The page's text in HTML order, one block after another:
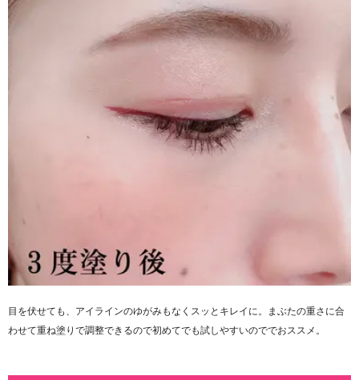
目を伏せても、アイラインのゆがみもなくスッとキレイに。まぶたの重さに合
わせて重ね塗りで調整できるので初めてでも試しやすいのででおススメ。